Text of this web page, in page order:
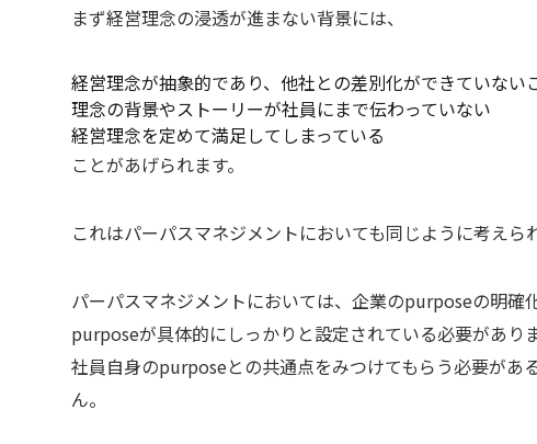
まず経営理念の浸透が進まない背景には、
経営理念が抽象的であり、他社との差別化ができていない
理念の背景やストーリーが社員にまで伝わっていない
経営理念を定めて満足してしまっている
ことがあげられます。
これはパーパスマネジメントにおいても同じように考えら
パーパスマネジメントにおいては、企業のpurposeの明確
purposeが具体的にしっかりと設定されている必要があり
社員自身のpurposeとの共通点をみつけてもらう必要が
ん。